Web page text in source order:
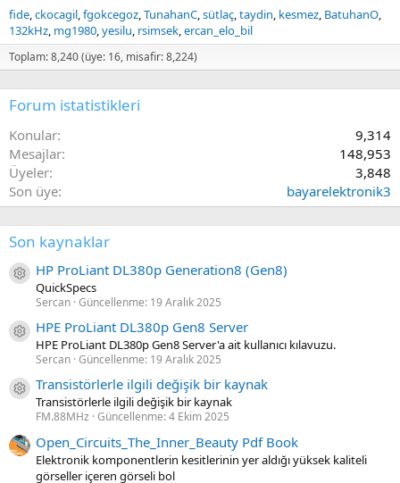
fide ckocagil fgokcegoz TunahanC sütlaç taydin kesmez BatuhanO
132kHz mg1980 yesilu rsimsek ercan_elo_bil
Toplam: 8,240 (üye: 16, misafir: 8,224)
Forum istatistikleri
Konular
9,314
Mesajlar
148,953
Üyeler
3,848
Son üye
bayarelektronik3
Son kaynaklar
Kaynak ikon/amblem
HP ProLiant DL380p Generation8 (Gen8)
QuickSpecs
Sercan Güncellenme: 19 Aralık 2025
Kaynak ikon/amblem
HPE ProLiant DL380p Gen8 Server
HPE ProLiant DL380p Gen8 Server'a ait kullanıcı kılavuzu.
Sercan Güncellenme: 19 Aralık 2025
Kaynak ikon/amblem
Transistörlerle ilgili değişik bir kaynak
Transistörlerle ilgili değişik bir kaynak
FM.88MHz Güncellenme:4 Ekim 2025
Open_Circuits_The_Inner_Beauty Pdf Book
Elektronik komponentlerin kesitlerinin yer aldığı yüksek kaliteli
görseller içeren görseli bol